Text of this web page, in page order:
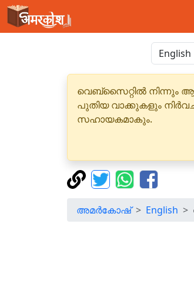
വെബ്‌സൈറ്റിൽ നിന്നും
പുതിയ വാക്കുകളും
സഹായകമാകും.
അമർകോഷ് English